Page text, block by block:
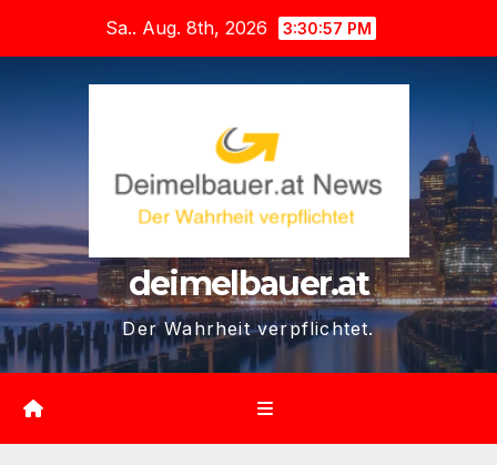
Sa.. Aug. 8th, 2026 3:30:58 PM
deimelbauer.at
Der Wahrheit verpflichtet.